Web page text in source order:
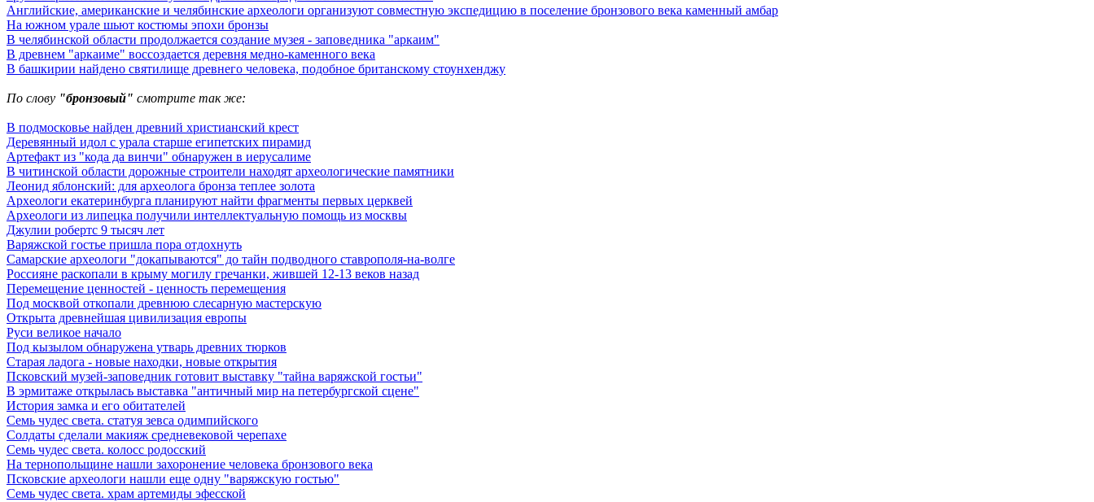
Английские, американские и челябинские археологи организуют совместную экспедицию в поселение бронзового века каменный амбар
На южном урале шьют костюмы эпохи бронзы
В челябинской области продолжается создание музея - заповедника "аркаим"
В древнем "аркаиме" воссоздается деревня медно-каменного века
В башкирии найдено святилище древнего человека, подобное британскому стоунхенджу
По слову "бронзовый" смотрите так же:
В подмосковье найден древний христианский крест
Деревянный идол с урала старше египетских пирамид
Артефакт из "кода да винчи" обнаружен в иерусалиме
В читинской области дорожные строители находят археологические памятники
Леонид яблонский: для археолога бронза теплее золота
Археологи екатеринбурга планируют найти фрагменты первых церквей
Археологи из липецка получили интеллектуальную помощь из москвы
Джулии робертс 9 тысяч лет
Варяжской гостье пришла пора отдохнуть
Самарские археологи "докапываются" до тайн подводного ставрополя-на-волге
Россияне раскопали в крыму могилу гречанки, жившей 12-13 веков назад
Перемещение ценностей - ценность перемещения
Под москвой откопали древнюю слесарную мастерскую
Открыта древнейшая цивилизация европы
Руси великое начало
Под кызылом обнаружена утварь древних тюрков
Старая ладога - новые находки, новые открытия
Псковский музей-заповедник готовит выставку "тайна варяжской гостьи"
В эрмитаже открылась выставка "античный мир на петербургской сцене"
История замка и его обитателей
Семь чудес света. статуя зевса одимпийского
Солдаты сделали макияж средневековой черепахе
Семь чудес света. колосс родосский
На тернопольщине нашли захоронение человека бронзового века
Псковские археологи нашли еще одну "варяжскую гостью"
Семь чудес света. храм артемиды эфесской